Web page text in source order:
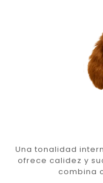
Una tonalidad
ofrece calidez y
combina